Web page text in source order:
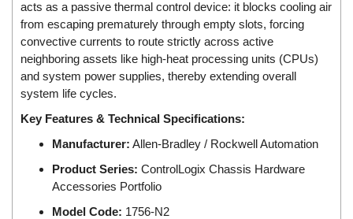
Dropsa Vietnam
Druck
DSTI
DUCATI
Duclean
Dukin Besko
Dunkermotoren
Durag
acts as a passive thermal control device: it blocks cooling air
from escaping prematurely through empty slots, forcing
convective currents to route strictly across active
neighboring assets like high-heat processing units (CPUs)
and system power supplies, thereby extending overall
system life cycles.
Key Features & Technical Specifications:
Manufacturer: Allen-Bradley / Rockwell Automation
Product Series: ControlLogix Chassis Hardware
Accessories Portfolio
Model Code: 1756-N2